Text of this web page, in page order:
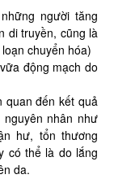
người tăng
di truyền, cũng là
chuyển hóa)
động mạch do
quan đến kết quả
nhân như
hư, tổn thương
có thể là do lắng
da.